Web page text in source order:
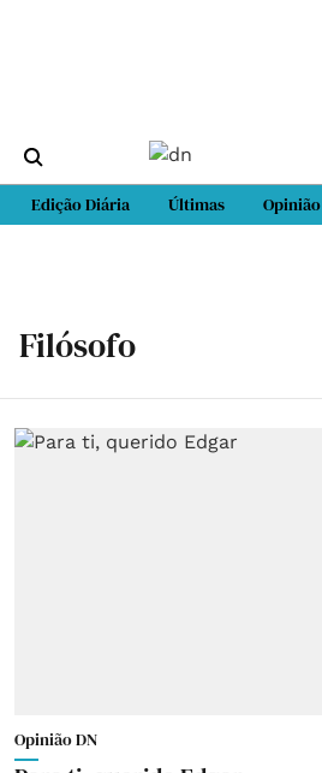
Edição Diária Últimas Opinião
Filósofo
Opinião DN